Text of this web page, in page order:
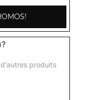
aux épices
produits